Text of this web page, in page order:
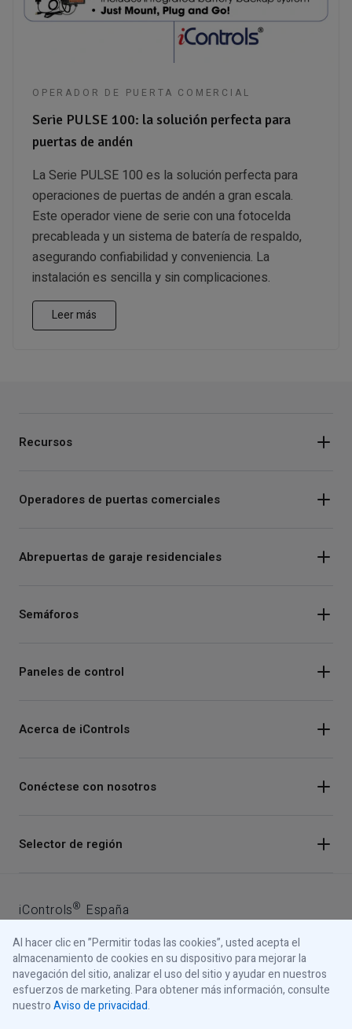
OPERADOR DE PUERTA COMERCIAL
Serie PULSE 100: la solución perfecta para
puertas de andén
La Serie PULSE 100 es la solución perfecta para
operaciones de puertas de andén a gran escala.
Este operador viene de serie con una fotocelda
precableada y un sistema de batería de respaldo,
asegurando confiabilidad y conveniencia. La
instalación es sencilla y sin complicaciones.
Leer más
Recursos
Operadores de puertas comerciales
Abrepuertas de garaje residenciales
Semáforos
Paneles de control
Acerca de iControls
Conéctese con nosotros
LinkedIn
Selector de región
iControls® España
© 2026 iControls Inc.
Aviso de privacidad
Aviso de cookies
Al hacer clic en ”Permitir todas las cookies”, usted acepta el
almacenamiento de cookies en su dispositivo para mejorar la
navegación del sitio, analizar el uso del sitio y ayudar en nuestros
esfuerzos de marketing. Para obtener más información, consulte
nuestroAviso de privacidad.